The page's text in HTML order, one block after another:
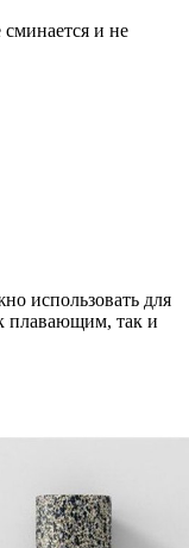
и не
использовать для
плавающим, так и